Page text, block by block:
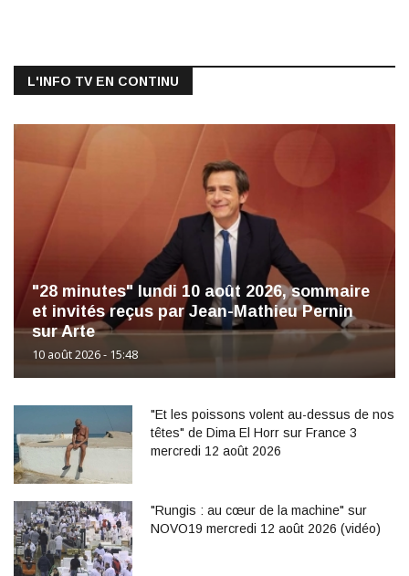
L'INFO TV EN CONTINU
"28 minutes" lundi 10 août 2026, sommaire
et invités reçus par Jean-Mathieu Pernin
sur Arte
10 août 2026 - 15:48
"Et les poissons volent au-dessus de nos
têtes" de Dima El Horr sur France 3
mercredi 12 août 2026
"Rungis : au cœur de la machine" sur
NOVO19 mercredi 12 août 2026 (vidéo)